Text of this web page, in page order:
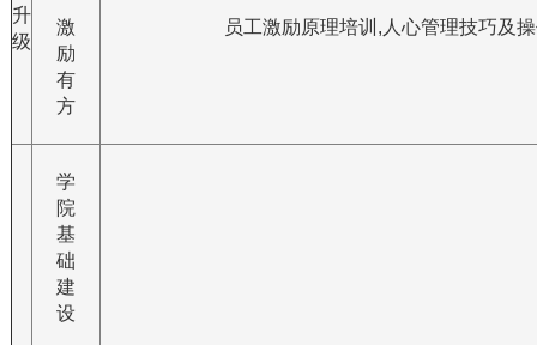
升
级
激
励
有
方
员工激励原理培训,人心管理技巧及
学
院
基
础
建
设